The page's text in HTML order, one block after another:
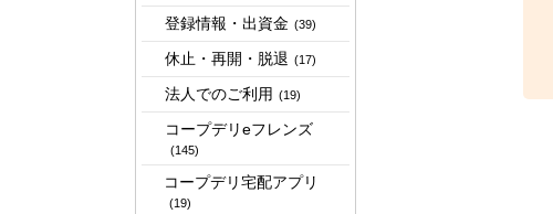
登録情報・出資金 (39)
休止・再開・脱退 (17)
法人でのご利用 (19)
コープデリeフレンズ
(145)
コープデリ宅配アプリ
(19)